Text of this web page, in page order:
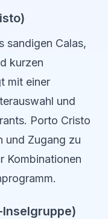
sandigen Calas,
kurzen
mit einer
und
Porto Cristo
und Zugang zu
Kombinationen